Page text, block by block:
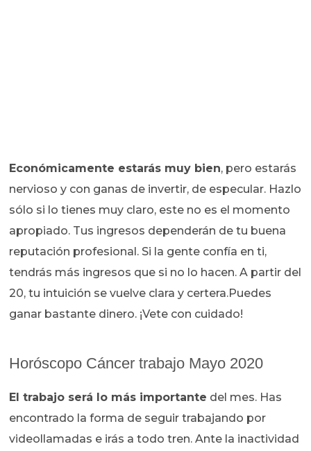
Económicamente estarás muy bien, pero estarás
nervioso y con ganas de invertir, de especular. Hazlo
sólo si lo tienes muy claro, este no es el momento
apropiado. Tus ingresos dependerán de tu buena
reputación profesional. Si la gente confía en ti,
tendrás más ingresos que si no lo hacen. A partir del
20, tu intuición se vuelve clara y certera.Puedes
ganar bastante dinero. ¡Vete con cuidado!
Horóscopo Cáncer trabajo Mayo 2020
El trabajo será lo más importante del mes. Has
encontrado la forma de seguir trabajando por
videollamadas e irás a todo tren. Ante la inactividad